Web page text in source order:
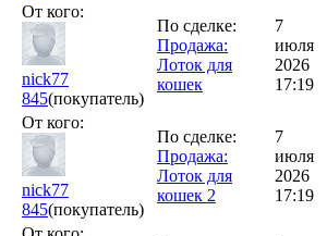
От кого:
nick77
845(покупатель)
По сделке:
Продажа:
Лоток для
кошек
7
июля
2026
17:19
От кого:
nick77
845(покупатель)
По сделке:
Продажа:
Лоток для
кошек 2
7
июля
2026
17:19